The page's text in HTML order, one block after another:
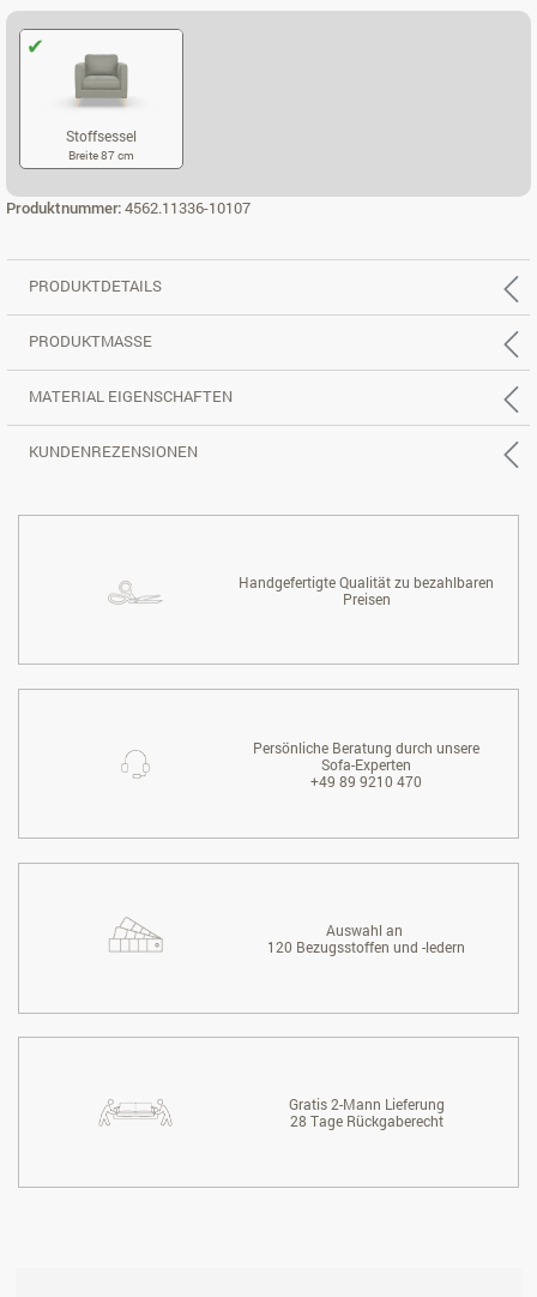
Stoffsessel
Breite 87 cm
Produktnummer:4562.11336-10107
PRODUKTDETAILS
PRODUKTMASSE
MATERIAL EIGENSCHAFTEN
KUNDENREZENSIONEN
Handgefertigte Qualität zu bezahlbaren
Preisen
Persönliche Beratung durch unsere
Sofa-Experten
+49 89 9210 470
Auswahl an
120 Bezugsstoffen und -ledern
Gratis 2-Mann Lieferung
28 Tage Rückgaberecht